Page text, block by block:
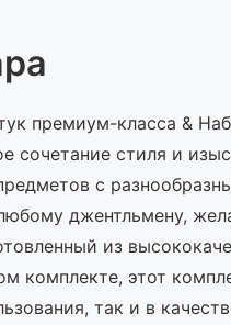
премиум-класса &
сочетание стиля и
с
джентльмену,
из
комплекте, этот
так и в